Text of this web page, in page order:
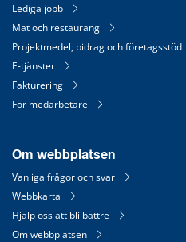
Lediga jobb
Mat och restaurang
Projektmedel, bidrag och företagsstöd
E-tjänster
Fakturering
För medarbetare
Om webbplatsen
Vanliga frågor och svar
Webbkarta
Hjälp oss att bli bättre
Om webbplatsen